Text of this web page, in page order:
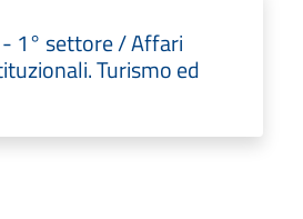
1° settore / Affari
Turismo ed